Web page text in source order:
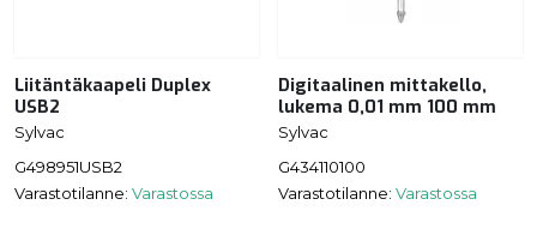
Liitäntäkaapeli Duplex
USB2
Sylvac
G498951USB2
Varastotilanne: Varastossa
Digitaalinen mittakello,
lukema 0,01 mm 100 mm
Sylvac
G434110100
Varastotilanne: Varastossa